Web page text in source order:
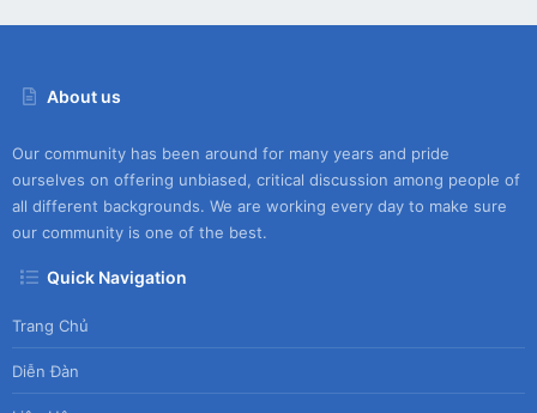
About us
Our community has been around for many years and pride
ourselves on offering unbiased, critical discussion among people of
all different backgrounds. We are working every day to make sure
our community is one of the best.
Quick Navigation
Trang Chủ
Diễn Đàn